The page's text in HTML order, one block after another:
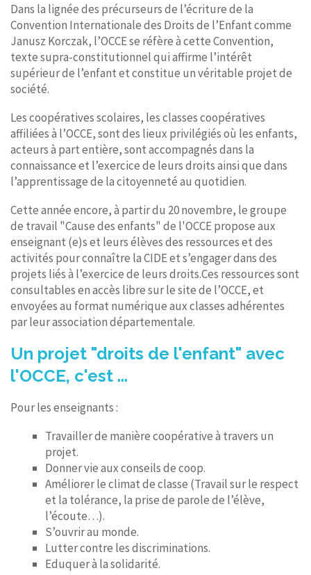
Dans la lignée des précurseurs de l’écriture de la
Convention Internationale des Droits de l’Enfant comme
Janusz Korczak, l’OCCE se réfère à cette Convention,
texte supra-constitutionnel qui affirme l’intérêt
supérieur de l’enfant et constitue un véritable projet de
société.
Les coopératives scolaires, les classes coopératives
affiliées à l’OCCE, sont des lieux privilégiés où les enfants,
acteurs à part entière, sont accompagnés dans la
connaissance et l’exercice de leurs droits ainsi que dans
l’apprentissage de la citoyenneté au quotidien.
Cette année encore, à partir du 20 novembre, le groupe
de travail "Cause des enfants" de l'OCCE propose aux
enseignant (e)s et leurs élèves des ressources et des
activités pour connaître la CIDE et s’engager dans des
projets liés à l’exercice de leurs droits.Ces ressources sont
consultables en accès libre sur le site de l’OCCE, et
envoyées au format numérique aux classes adhérentes
par leur association départementale.
Un projet "droits de l'enfant" avec
l'OCCE, c'est ...
Pour les enseignants :
Travailler de manière coopérative à travers un
projet.
Donner vie aux conseils de coop.
Améliorer le climat de classe (Travail sur le respect
et la tolérance, la prise de parole de l’élève,
l’écoute…).
S’ouvrir au monde.
Lutter contre les discriminations.
Eduquer à la solidarité.